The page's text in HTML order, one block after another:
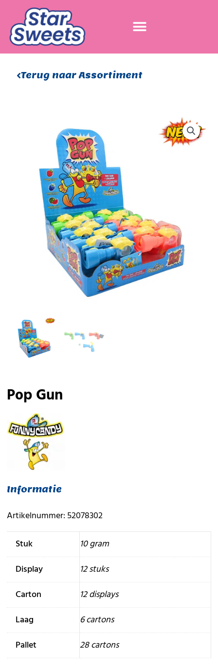
inhoud
Terug naar Assortiment
Pop Gun
Informatie
Artikelnummer: 52078302
Stuk
10 gram
Display
12 stuks
Carton
12 displays
Laag
6 cartons
Pallet
28 cartons